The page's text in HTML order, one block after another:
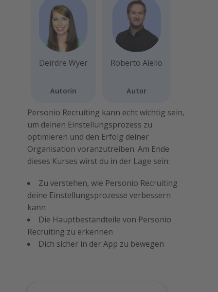
Deirdre Wyer
Autorin
Roberto Aiello
Autor
Personio Recruiting kann echt wichtig sein,
um deinen Einstellungsprozess zu
optimieren und den Erfolg deiner
Organisation voranzutreiben. Am Ende
dieses Kurses wirst du in der Lage sein:
Zu verstehen, wie Personio Recruiting
deine Einstellungsprozesse verbessern
kann
Die Hauptbestandteile von Personio
Recruiting zu erkennen
Dich sicher in der App zu bewegen